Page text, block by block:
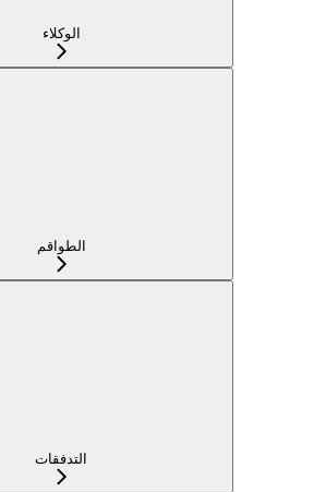
الوكلاء
الطواقم
التدفقات